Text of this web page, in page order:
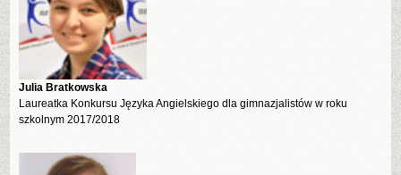
Julia Bratkowska
Laureatka Konkursu Języka Angielskiego dla gimnazjalistów w roku
szkolnym 2017/2018